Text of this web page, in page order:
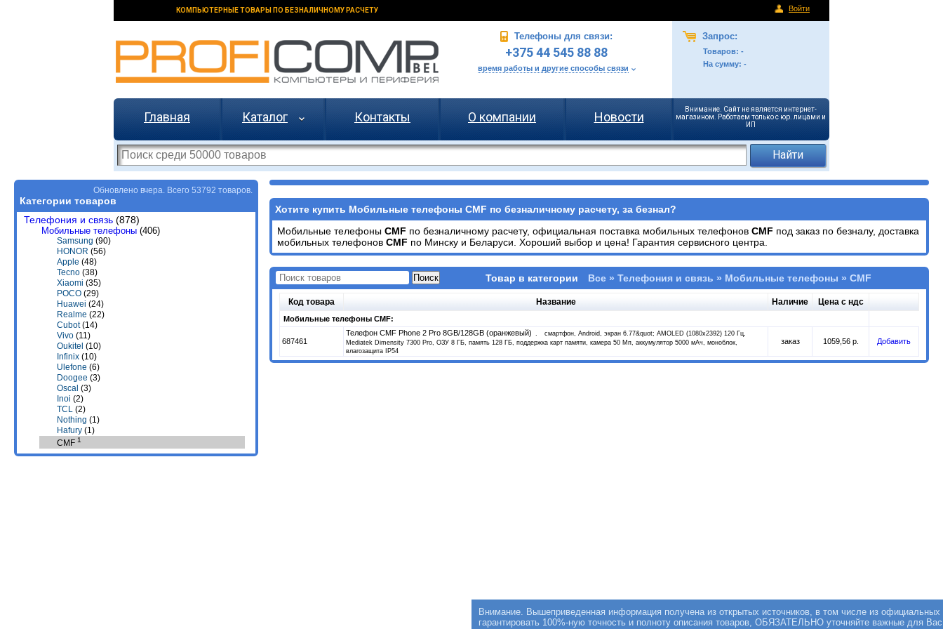
КОМПЬЮТЕРНЫЕ ТОВАРЫ ПО БЕЗНАЛИЧНОМУ РАСЧЕТУ Войти
Телефоны для связи:
+375 44 545 88 88
время работы и другие способы связи
Запрос:
Товаров: -
На сумму: -
Главная Каталог Контакты О компании Новости
Внимание. Сайт не является интернет-
магазином. Работаем только с юр. лицами и
ИП
Обновлено вчера. Всего 53792 товаров.
Категории товаров
Телефония и связь (878)
Мобильные телефоны (406)
Samsung (90)
HONOR (56)
Apple (48)
Tecno (38)
Xiaomi (35)
POCO (29)
Huawei (24)
Realme (22)
Cubot(14)
Vivo (11)
Oukitel (10)
Infinix (10)
Ulefone (6)
Doogee (3)
Oscal (3)
Inoi (2)
TCL (2)
Nothing (1)
Hafury (1)
CMF 1
Хотите купить Мобильные телефоны CMF по безналичному расчету, за безнал?
Мобильные телефоны CMF по безналичному расчету, официальная поставка мобильных телефонов CMF под заказ по безналу, доставка
мобильных телефонов CMF по Минску и Беларуси. Хороший выбор и цена! Гарантия сервисного центра.
Товар в категории Все » Телефония и связь » Мобильные телефоны » CMF
Код товара Название Наличие Цена с ндс
Мобильные телефоны CMF:
687461
Телефон CMF Phone 2 Pro 8GB/128GB (оранжевый)
смартфон, Android, экран 6.77&quot; AMOLED (1080x2392) 120 Гц,
Mediatek Dimensity 7300 Pro, ОЗУ 8 ГБ, память 128 ГБ, поддержка карт памяти, камера 50 Мп, аккумулятор 5000 мАч, моноблок,
влагозащита IP54
заказ 1059,56 р. Добавить
Внимание. Вышеприведенная информация получена из открытых источников, в том числе из
гарантировать 100%-ную точность и полноту описания товаров, ОБЯЗАТЕЛЬНО уточняйте важные для